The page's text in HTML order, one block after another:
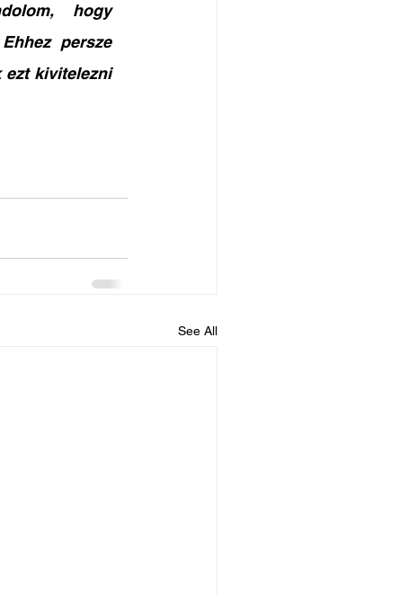
hogy
persze
ezt kivitelezni
See All